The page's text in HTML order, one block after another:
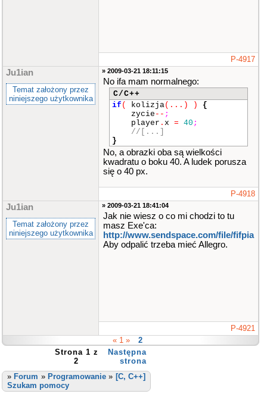
P-4917
Ju1ian
Temat założony przez
niniejszego użytkownika
» 2009-03-21 18:11:15
No ifa mam normalnego:
C/C++
if ( kolizja( ... ) )
{
zycie -- ;
player . x = 40 ;
//[...]
}
No, a obrazki oba są wielkości
kwadratu o boku 40. A ludek porusza
się o 40 px.
P-4918
Ju1ian
Temat założony przez
niniejszego użytkownika
» 2009-03-21 18:41:04
Jak nie wiesz o co mi chodzi to tu
masz Exe'ca:
http://www.sendspace.com/file/fifpia
Aby odpalić trzeba mieć Allegro.
P-4921
« 1 »
2
Strona 1 z
2
Następna
strona
» Forum » Programowanie » [C, C++]
Szukam pomocy